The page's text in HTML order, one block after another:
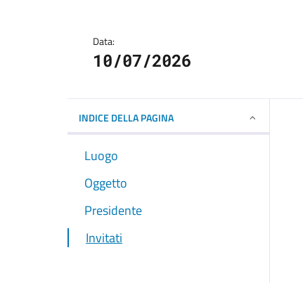
Data:
10/07/2026
INDICE DELLA PAGINA
Luogo
Oggetto
Presidente
Invitati